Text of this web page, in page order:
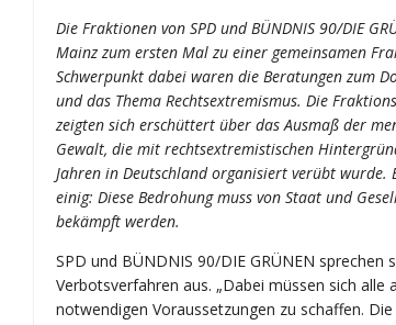
Die Fraktionen von SPD und BÜNDNIS 90/DIE
Mainz zum ersten Mal zu einer gemeinsamen
Schwerpunkt dabei waren die Beratungen zum
und das Thema Rechtsextremismus. Die
zeigten sich erschüttert über das Ausmaß der
Gewalt, die mit rechtsextremistischen
Jahren in Deutschland organisiert verübt wurde.
einig: Diese Bedrohung muss von Staat und
bekämpft werden.
SPD und BÜNDNIS 90/DIE GRÜNEN sprechen
Verbotsverfahren aus. „Dabei müssen sich alle
notwendigen Voraussetzungen zu schaffen.